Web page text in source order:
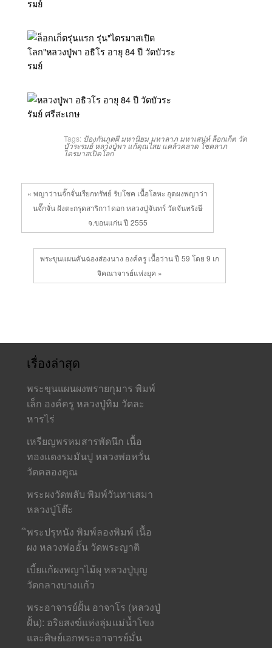
Tags: ป้องกันภูตผี มหานิยม มหาลาภ มหาเสน่ห์ ล็อกเก็ต วัด
บัวระรมย์ หลวงปู่พา แก้คุณไสย แคล้วคลาด โชคลาภ
ไตรมาสเปิดโลก
« พญาว่านจั๊กจั่นเรียกทรัพย์ รับโชค เนื้อโลหะ อุดผงพญาว่า
นจั๊กจั่น ฝังตะกรุดสาริกา1ดอก หลวงปู่จันทร์ วัดจันทรังษี
จ.ขอนแก่น ปี 2555
พระขุนแผนคันฉ่องส่องนาง องค์ครู เนื้อว่าน ปี 59 โดย 9 เก
จิคณาจารย์แห่งยุค »
เรื่องล่าสุด
พระขุนแผนผงพรายกุมาร พิมพ์
เล็ก องค์ครู หลวงปู่ทิม วัดละ
หารไร่
เหรียญพรหมสารพัดนึก เนื้อ
ทองแดงรมมันปู หลวงพ่อหวั่น
วัดคลองคูณ
พระผงวัดพลับ พิมพ์วันทาเสมา
หลวงปู่โต๊ะ
ิพระปรุหนัง พิมพ์ลองพิมพ์ เนื้อ
ผง หลวงพ่ออั้น วัดพระญาติ
เบี้ยแก้ผงพญาไม้ผุ หลวงปู่บุญ
วัดกลางบางแก้ว
พระอาจารย์ฝั้น อาจาโร (หลวงปู่
ฝั้น): อริยสงฆ์แห่งลุ่มแม่น้ำโขง
และศิษย์เอกพระอาจารย์มั่น